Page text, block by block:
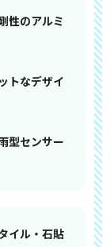
性のアルミ
トなデザイ
型センサー
イル・石貼